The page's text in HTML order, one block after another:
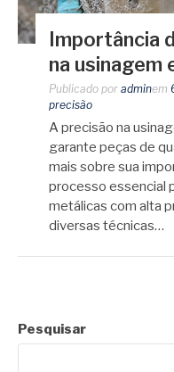
Importância
na usinagem
Publicado por adminem
precisão
A precisão na
garante peças de
mais sobre sua
processo essencial
metálicas com alta
diversas técnicas…
Pesquisar